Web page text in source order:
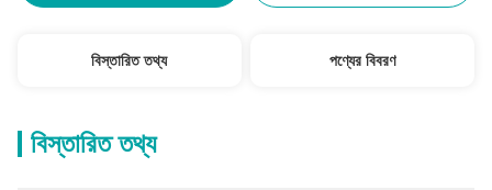
বিস্তারিত তথ্য পণ্যের বিবরণ
বিস্তারিত তথ্য